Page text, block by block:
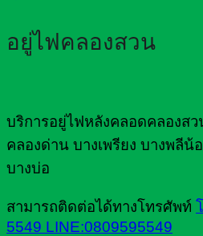
อยู่ไฟคลองสวน
บริการอยู่ไฟหลังคลอดคลองสว
คลองด่าน บางเพรียง บางพลีน้
บางบ่อ
สามารถติดต่อได้ทางโทรศัพท์
5549 LINE:0809595549